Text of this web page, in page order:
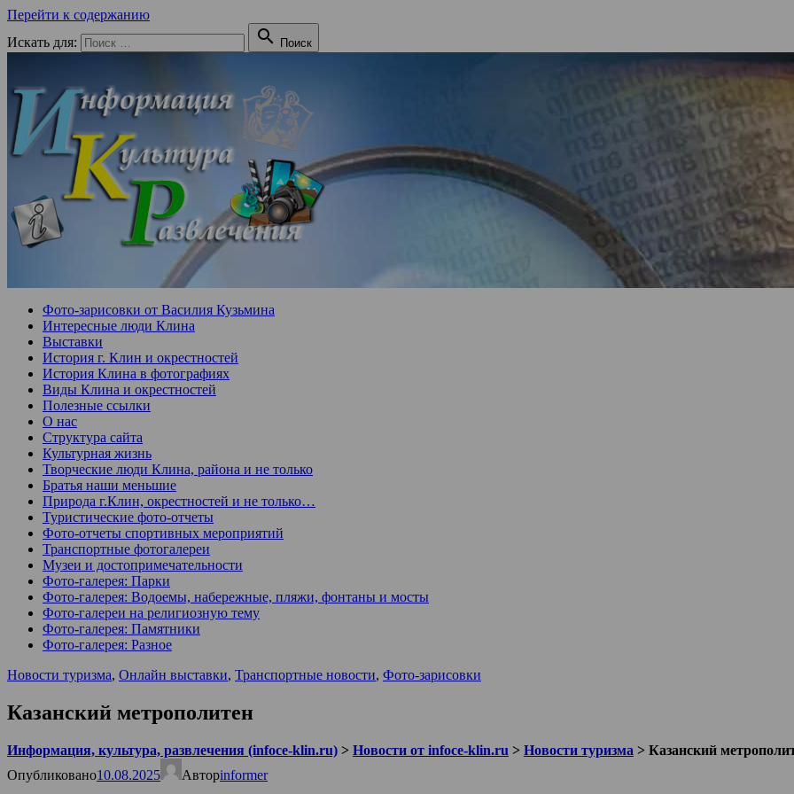
Перейти к содержанию
Искать для:
 Поиск
Фото-зарисовки от Василия Кузьмина
Интересные люди Клина
Выставки
История г. Клин и окрестностей
История Клина в фотографиях
Виды Клина и окрестностей
Полезные ссылки
О нас
Структура сайта
Культурная жизнь
Творческие люди Клина, района и не только
Братья наши меньшие
Природа г.Клин, окрестностей и не только…
Туристические фото-отчеты
Фото-отчеты спортивных мероприятий
Транспортные фотогалереи
Музеи и достопримечательности
Фото-галерея: Парки
Фото-галерея: Водоемы, набережные, пляжи, фонтаны и мосты
Фото-галереи на религиозную тему
Фото-галерея: Памятники
Фото-галерея: Разное
Новости туризма, Онлайн выставки, Транспортные новости, Фото-зарисовки
Казанский метрополитен
Информация, культура, развлечения (infoce-klin.ru) > Новости от infoce-klin.ru > Новости туризма > Казанский
Опубликовано10.08.2025 Авторinformer